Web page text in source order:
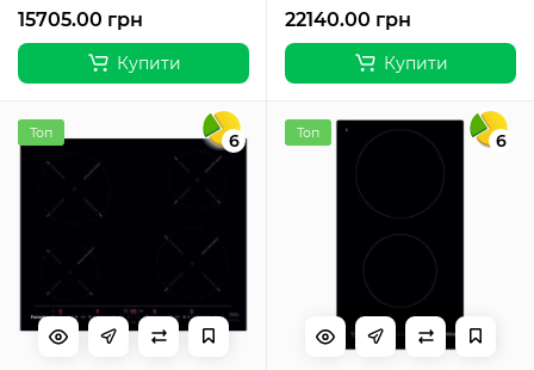
15705.00 грн
Купити
22140.00 грн
Купити
6
Топ 6
Топ